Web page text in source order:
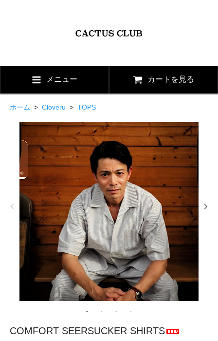
メニュー カートを見る
ホーム > Cloveru > TOPS
COMFORT SEERSUCKER SHIRTS